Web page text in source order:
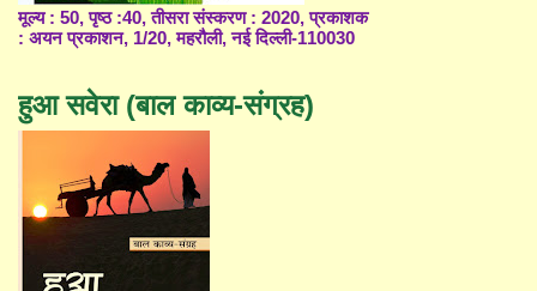
मूल्य : 50, पृष्ठ :40, तीसरा संस्करण : 2020, प्रकाशक
: अयन प्रकाशन, 1/20, महरौली, नई दिल्ली-110030
हुआ सवेरा (बाल काव्य-संग्रह)